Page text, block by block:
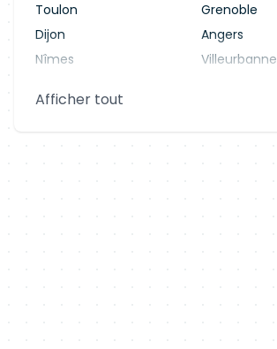
Toulon
Grenoble
Dijon
Angers
Nîmes
Villeurbanne
Aix-en-Provence
Afficher tout